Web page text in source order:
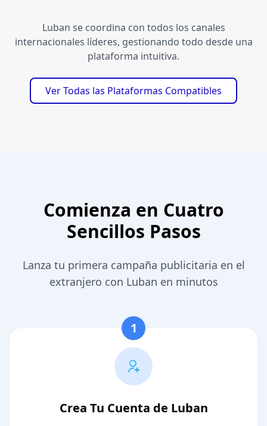
Luban se coordina con todos los canales
internacionales líderes, gestionando todo desde una
plataforma intuitiva.
Ver Todas las Plataformas Compatibles
Comienza en Cuatro
Sencillos Pasos
Lanza tu primera campaña publicitaria en el
extranjero con Luban en minutos
1
Crea Tu Cuenta de Luban